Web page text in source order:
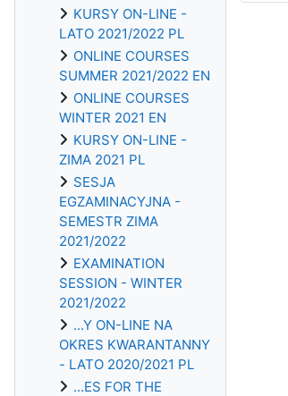
KURSY ON-LINE -
LATO 2021/2022 PL
ONLINE COURSES
SUMMER 2021/2022 EN
ONLINE COURSES
WINTER 2021 EN
KURSY ON-LINE -
ZIMA 2021 PL
SESJA
EGZAMINACYJNA -
SEMESTR ZIMA
2021/2022
EXAMINATION
SESSION - WINTER
2021/2022
...Y ON-LINE NA
OKRES KWARANTANNY
- LATO 2020/2021 PL
...ES FOR THE